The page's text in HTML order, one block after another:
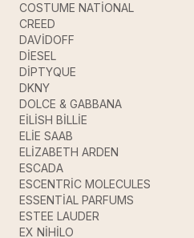
COSTUME NATİONAL
CREED
DAVİDOFF
DİESEL
DİPTYQUE
DKNY
DOLCE & GABBANA
EİLİSH BİLLİE
ELİE SAAB
ELİZABETH ARDEN
ESCADA
ESCENTRİC MOLECULES
ESSENTİAL PARFUMS
ESTEE LAUDER
EX NİHİLO